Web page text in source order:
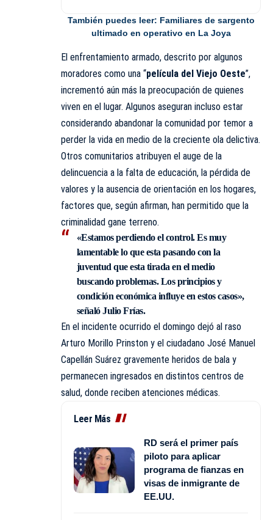
También puedes leer: Familiares de sargento
ultimado en operativo en La Joya
El enfrentamiento armado, descrito por algunos
moradores como una “película del Viejo Oeste”,
incrementó aún más la preocupación de quienes
viven en el lugar. Algunos aseguran incluso estar
considerando abandonar la comunidad por temor a
perder la vida en medio de la creciente ola delictiva.
Otros comunitarios atribuyen el auge de la
delincuencia a la falta de educación, la pérdida de
valores y la ausencia de orientación en los hogares,
factores que, según afirman, han permitido que la
criminalidad gane terreno.
«Estamos perdiendo el control. Es muy
lamentable lo que esta pasando con la
juventud que esta tirada en el medio
buscando problemas. Los principios y
condición económica influye en estos casos»,
señaló Julio Frías.
En el incidente ocurrido el domingo dejó al raso
Arturo Morillo Prinston y el ciudadano José Manuel
Capellán Suárez gravemente heridos de bala y
permanecen ingresados en distintos centros de
salud, donde reciben atenciones médicas.
Leer Más
RD será el primer país
piloto para aplicar
programa de fianzas en
visas de inmigrante de
EE.UU.